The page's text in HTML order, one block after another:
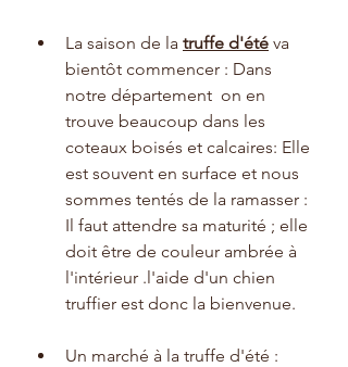
La saison de la truffe d'été va
bientôt commencer : Dans
notre département  on en
trouve beaucoup dans les
coteaux boisés et calcaires: Elle
est souvent en surface et nous
sommes tentés de la ramasser :
Il faut attendre sa maturité ; elle
doit être de couleur ambrée à
l'intérieur .l'aide d'un chien
truffier est donc la bienvenue.
Un marché à la truffe d'été :